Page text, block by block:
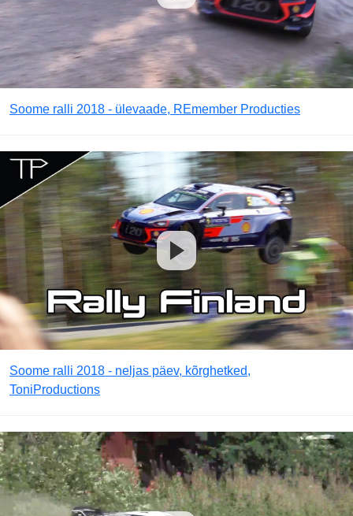
Soome ralli 2018 - ülevaade, REmember Producties
Soome ralli 2018 - neljas päev, kõrghetked,
ToniProductions